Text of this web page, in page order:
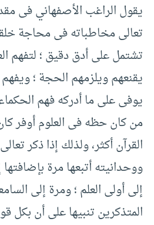
يقول الراغب الأصفهاني فى
تعالى مخاطباته فى محاجة
تشتمل على أدق دقيق ؛ لتفهم
يقنعهم ويلزمهم الحجة ؛
يوفى على ما أدركه فهم
من كان حظه فى العلوم أوفر
القرآن أكثر، ولذلك إذا ذكر
ووحدانيته أتبعها مرة
إلى أولى العلم ؛ ومرة إلى
المتذكرين تنبيها على أن بكل